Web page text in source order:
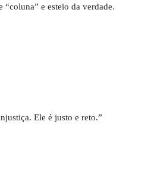
“coluna” e esteio da verdade.
Ele é justo e reto.”